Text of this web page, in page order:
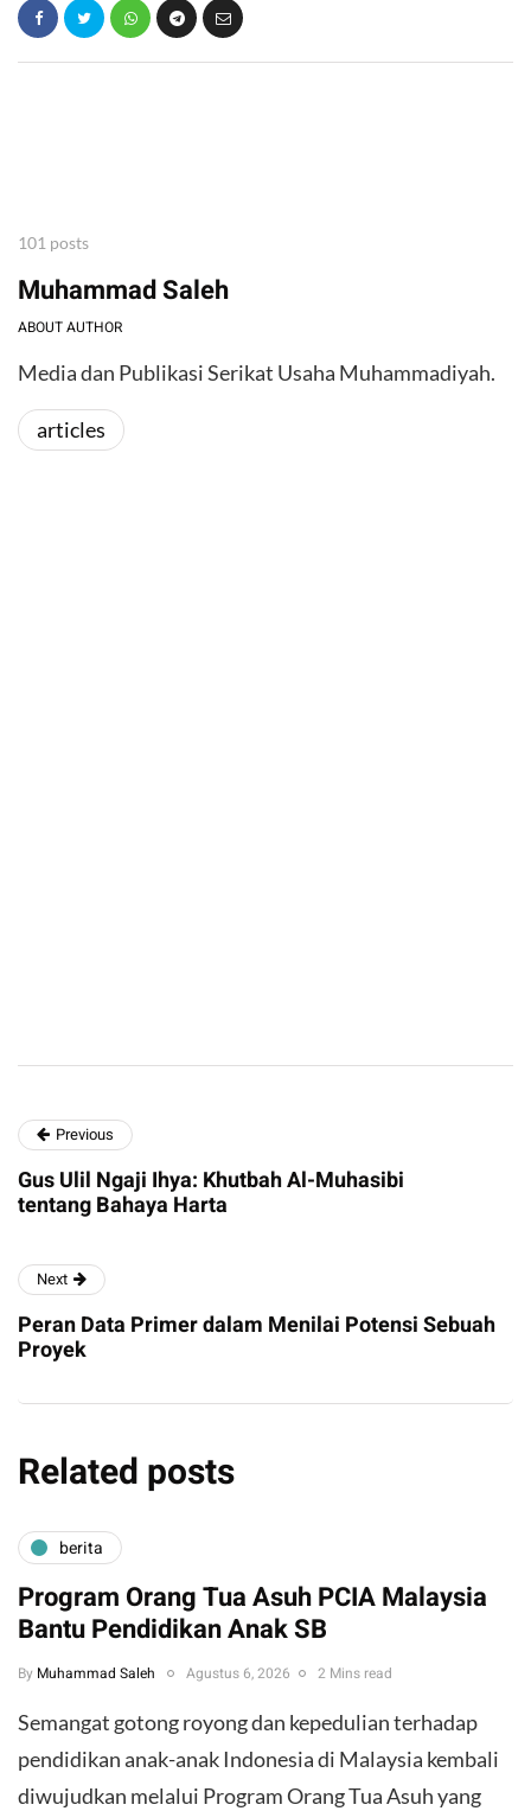
101 posts
Muhammad Saleh
ABOUT AUTHOR
Media dan Publikasi Serikat Usaha Muhammadiyah.
articles
Previous
Gus Ulil Ngaji Ihya: Khutbah Al-Muhasibi
tentang Bahaya Harta
Next
Peran Data Primer dalam Menilai Potensi Sebuah
Proyek
Related posts
berita
Program Orang Tua Asuh PCIA Malaysia
Bantu Pendidikan Anak SB
By Muhammad Saleh Agustus 6, 2026 2 Mins read
​Semangat gotong royong dan kepedulian terhadap
pendidikan anak-anak Indonesia di Malaysia kembali
diwujudkan melalui Program Orang Tua Asuh yang